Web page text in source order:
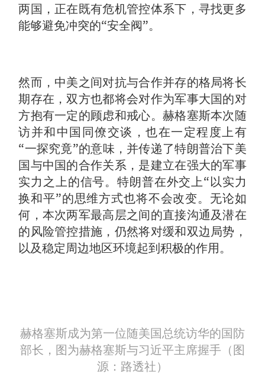
两国，正在既有危机管控体系下，寻找更多
能够避免冲突的“安全阀”。
然而，中美之间对抗与合作并存的格局将长
期存在，双方也都将会对作为军事大国的对
方抱有一定的顾虑和戒心。赫格塞斯本次随
访并和中国同僚交谈，也在一定程度上有
“一探究竟”的意味，并传递了特朗普治下美
国与中国的合作关系，是建立在强大的军事
实力之上的信号。特朗普在外交上“以实力
换和平”的思维方式也将不会改变。无论如
何，本次两军最高层之间的直接沟通及潜在
的风险管控措施，仍然将对缓和双边局势，
以及稳定周边地区环境起到积极的作用。
赫格塞斯成为第一位随美国总统访华的国防
部长，图为赫格塞斯与习近平主席握手（图
源：路透社）